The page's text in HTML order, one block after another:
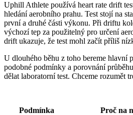
Uphill Athlete používá heart rate drift
hledání aerobního prahu. Test stojí na
první a druhé části výkonu. Při driftu
výchozí tep za použitelný pro určení
drift ukazuje, že test mohl začít příliš
U dlouhého běhu z toho bereme hlavní
podobné podmínky a porovnání
dělat laboratorní test. Chceme rozumět
Podmínka
Proč na